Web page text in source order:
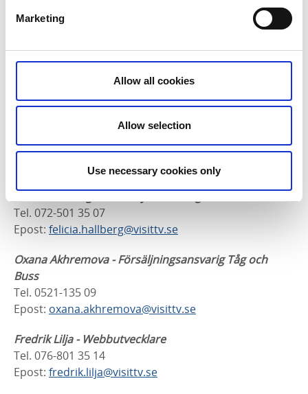
Marketing
Allow all cookies
Allow selection
Use necessary cookies only
kontaktuppgifter här nedan. Är du osäker på vem du
ska kontakta så ring vår turistbyråtelefon så hjälper vi
Vänersborgs turistcenter:0521-135 09
Det går också att nå oss via vår gemensamma epost:
Tel. 072-501 35 07
Epost: felicia.hallberg@visittv.se
Oxana Akhremova -FörsäljningsansvarigTåg och
Buss
Tel. 0521-135 09
Epost: oxana.akhremova@visittv.se
Fredrik Lilja - Webbutvecklare
Tel. 076-801 35 14
Epost: fredrik.lilja@visittv.se